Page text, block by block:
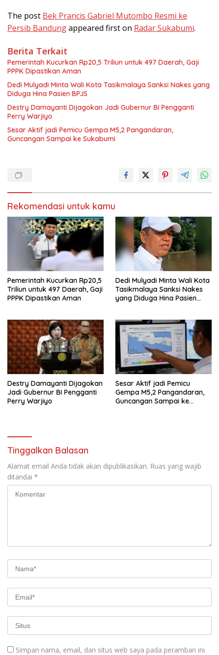
The post Bek Prancis Gabriel Mutombo Resmi ke
Persib Bandungappeared first on Radar Sukabumi.
Berita Terkait
Pemerintah Kucurkan Rp20,5 Triliun untuk 497 Daerah, Gaji
PPPK Dipastikan Aman
Dedi Mulyadi Minta Wali Kota Tasikmalaya Sanksi Nakes yang
Diduga Hina Pasien BPJS
Destry Damayanti Dijagokan Jadi Gubernur BI Pengganti
Perry Warjiyo
Sesar Aktif jadi Pemicu Gempa M5,2 Pangandaran,
Guncangan Sampai ke Sukabumi
Rekomendasi untuk kamu
Pemerintah Kucurkan Rp20,5
Triliun untuk 497 Daerah, Gaji
PPPK Dipastikan Aman
Dedi Mulyadi Minta Wali Kota
Tasikmalaya Sanksi Nakes
yang Diduga Hina Pasien
Destry Damayanti Dijagokan
Jadi Gubernur BI Pengganti
Perry Warjiyo
Sesar Aktif jadi Pemicu
Gempa M5,2 Pangandaran,
Guncangan Sampai ke
Tinggalkan Balasan
Alamat email Anda tidak akan dipublikasikan. Ruas yang wajib
ditandai *
Simpan nama, email, dan situs web saya pada peramban ini